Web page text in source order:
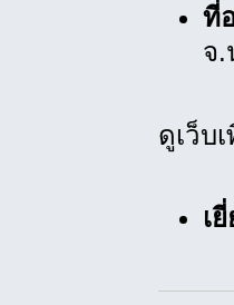
ที่
จ.
ดูเว็บ
เ